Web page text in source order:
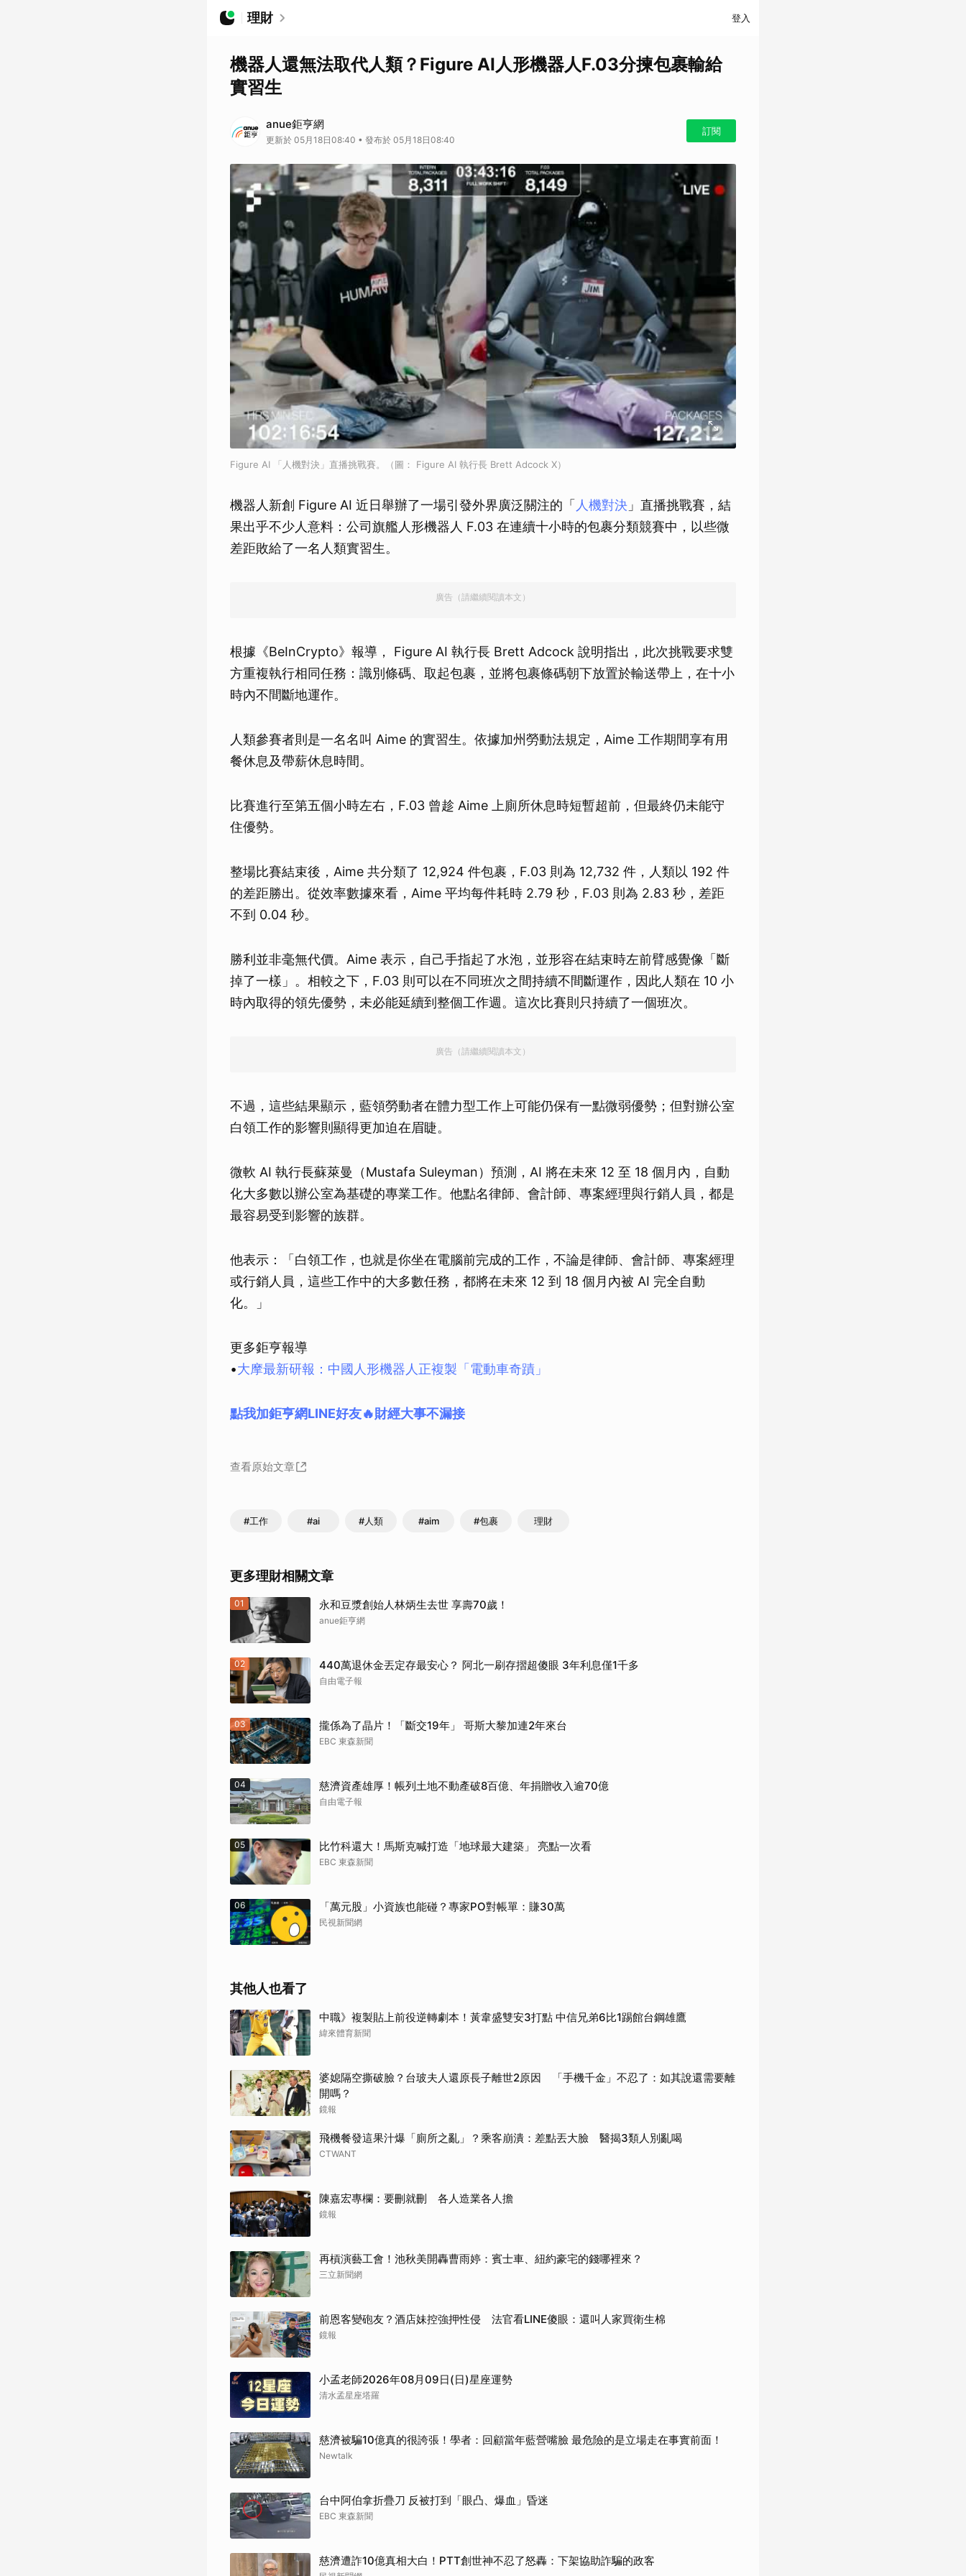
理財 登入
機器人還無法取代人類？Figure AI人形機器人F.03分揀包裹輸給
實習生
anue鉅亨網
更新於 05月18日08:40 • 發布於 05月18日08:40
訂閱
Figure AI 「人機對決」直播挑戰賽。（圖： Figure AI 執行長 Brett Adcock X）
機器人新創 Figure AI 近日舉辦了一場引發外界廣泛關注的「 人機對決 」直播挑戰賽，結
果出乎不少人意料：公司旗艦人形機器人 F.03 在連續十小時的包裹分類競賽中，以些微
差距敗給了一名人類實習生。
廣告（請繼續閱讀本文）
根據《BeInCrypto》報導， Figure AI 執行長 Brett Adcock 說明指出，此次挑戰要求雙
方重複執行相同任務：識別條碼、取起包裹，並將包裹條碼朝下放置於輸送帶上，在十小
時內不間斷地運作。
人類參賽者則是一名名叫 Aime 的實習生。依據加州勞動法規定，Aime 工作期間享有用
餐休息及帶薪休息時間。
比賽進行至第五個小時左右，F.03 曾趁 Aime 上廁所休息時短暫超前，但最終仍未能守
住優勢。
整場比賽結束後，Aime 共分類了 12,924 件包裹，F.03 則為 12,732 件，人類以 192 件
的差距勝出。從效率數據來看，Aime 平均每件耗時 2.79 秒，F.03 則為 2.83 秒，差距
不到 0.04 秒。
勝利並非毫無代價。Aime 表示，自己手指起了水泡，並形容在結束時左前臂感覺像「斷
掉了一樣」。相較之下，F.03 則可以在不同班次之間持續不間斷運作，因此人類在 10 小
時內取得的領先優勢，未必能延續到整個工作週。這次比賽則只持續了一個班次。
廣告（請繼續閱讀本文）
不過，這些結果顯示，藍領勞動者在體力型工作上可能仍保有一點微弱優勢；但對辦公室
白領工作的影響則顯得更加迫在眉睫。
微軟 AI 執行長蘇萊曼（Mustafa Suleyman）預測，AI 將在未來 12 至 18 個月內，自動
化大多數以辦公室為基礎的專業工作。他點名律師、會計師、專案經理與行銷人員，都是
最容易受到影響的族群。
他表示：「白領工作，也就是你坐在電腦前完成的工作，不論是律師、會計師、專案經理
或行銷人員，這些工作中的大多數任務，都將在未來 12 到 18 個月內被 AI 完全自動
化。」
更多鉅亨報導
•大摩最新研報：中國人形機器人正複製「電動車奇蹟」
點我加鉅亨網LINE好友🔥財經大事不漏接
查看原始文章
#工作 #ai #人類 #aim #包裹 理財
更多理財相關文章
01 永和豆漿創始人林炳生去世 享壽70歲！
anue鉅亨網
02 440萬退休金丟定存最安心？ 阿北一刷存摺超傻眼 3年利息僅1千多
自由電子報
03 攏係為了晶片！「斷交19年」 哥斯大黎加連2年來台
EBC 東森新聞
04 慈濟資產雄厚！帳列土地不動產破8百億、年捐贈收入逾70億
自由電子報
05 比竹科還大！馬斯克喊打造「地球最大建築」 亮點一次看
EBC 東森新聞
06 「萬元股」小資族也能碰？專家PO對帳單：賺30萬
民視新聞網
其他人也看了
中職》複製貼上前役逆轉劇本！黃韋盛雙安3打點 中信兄弟6比1踢館台鋼雄鷹
緯來體育新聞
婆媳隔空撕破臉？台玻夫人還原長子離世2原因 「手機千金」不忍了：如其說還需要離
開嗎？
鏡報
飛機餐發這果汁爆「廁所之亂」？乘客崩潰：差點丟大臉 醫揭3類人別亂喝
CTWANT
陳嘉宏專欄：要刪就刪 各人造業各人擔
鏡報
再槓演藝工會！池秋美開轟曹雨婷：賓士車、紐約豪宅的錢哪裡來？
三立新聞網
前恩客變砲友？酒店妹控強押性侵 法官看LINE傻眼：還叫人家買衛生棉
鏡報
小孟老師2026年08月09日(日)星座運勢
清水孟星座塔羅
慈濟被騙10億真的很誇張！學者：回顧當年藍營嘴臉 最危險的是立場走在事實前面！
Newtalk
台中阿伯拿折疊刀 反被打到「眼凸、爆血」昏迷
EBC 東森新聞
慈濟遭詐10億真相大白！PTT創世神不忍了怒轟：下架協助詐騙的政客